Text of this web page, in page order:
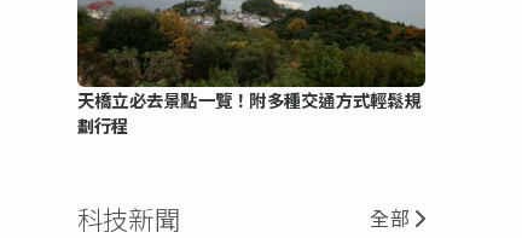
天橋立必去景點一覽！附多種交通方式輕鬆規
劃行程
科技新聞 全部